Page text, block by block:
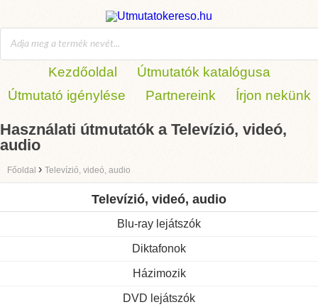
Kezdőoldal
Útmutatók katalógusa
Útmutató igénylése
Partnereink Írjon nekünk
Használati útmutatók a Televízió, videó,
audio
Főoldal › Televízió, videó, audio
Televízió, videó, audio
Blu-ray lejátszók
Diktafonok
Házimozik
DVD lejátszók